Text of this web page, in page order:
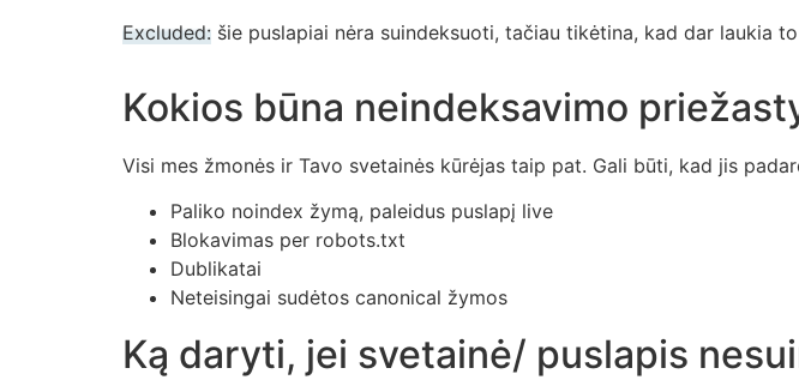
Excluded: šie puslapiai nėra suindeksuoti, tačiau tikėtina, kad dar laukia
Kokios būna neindeksavimo
Visi mes žmonės ir Tavo svetainės kūrėjas taip pat. Gali būti, kad jis
Paliko noindex žymą, paleidus puslapį live
Blokavimas per robots.txt
Dublikatai
Neteisingai sudėtos canonical žymos
Ką daryti, jei svetainė/ puslapis